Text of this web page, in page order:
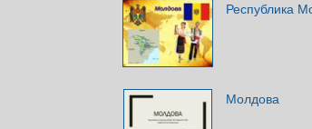
Республика
Молдова